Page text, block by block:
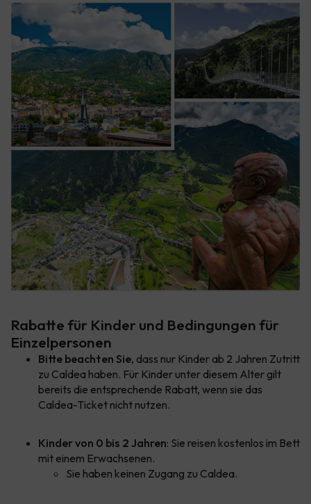
Rabatte für Kinder und Bedingungen für
Einzelpersonen
Bitte beachten Sie, dass nur Kinder ab 2 Jahren Zutritt
zu Caldea haben. Für Kinder unter diesem Alter gilt
bereits die entsprechende Rabatt, wenn sie das
Caldea-Ticket nicht nutzen.
Kinder von 0 bis 2 Jahren: Sie reisen kostenlos im Bett
mit einem Erwachsenen.
Sie haben keinen Zugang zu Caldea.